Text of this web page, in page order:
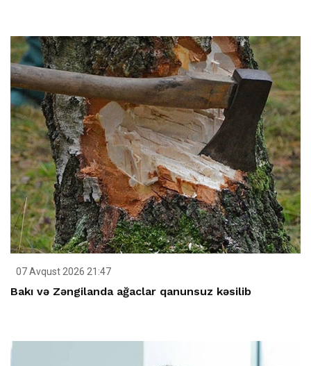
07 Avqust 2026 21:47
Bakı və Zəngilanda ağaclar qanunsuz kəsilib